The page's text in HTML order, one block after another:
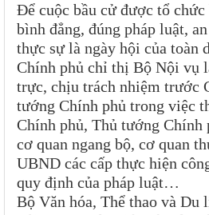
Để cuộc bầu cử được tổ chức
bình đẳng, đúng pháp luật,
thực sự là ngày hội của toàn
Chính phủ chỉ thị Bộ Nội vụ
trực, chịu trách nhiệm trước
tướng Chính phủ trong việc
Chính phủ, Thủ tướng Chính
cơ quan ngang bộ, cơ quan
UBND các cấp thực hiện
quy định của pháp luật…
Bộ Văn hóa, Thể thao và